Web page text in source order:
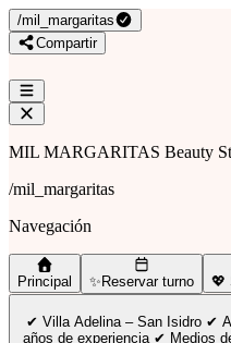
/mil_margaritas
Compartir
MIL MARGARITAS Beauty
/mil_margaritas
Navegación
Principal ✨Reservar turno 💖
✔ Villa Adelina – San Isidro ✔
años de experiencia ✔ Medios